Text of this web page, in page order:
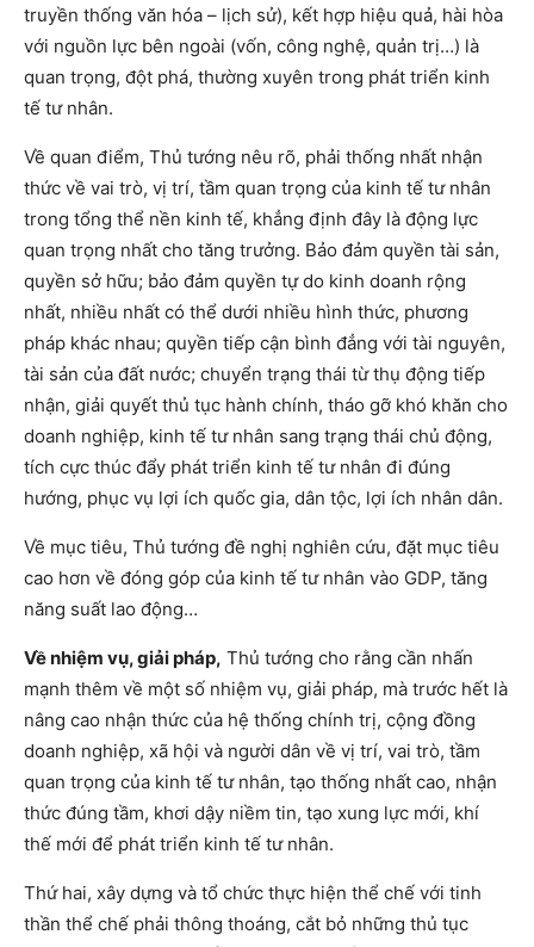
truyền thống văn hóa – lịch sử), kết hợp hiệu quả, hài hòa
với nguồn lực bên ngoài (vốn, công nghệ, quản trị…) là
quan trọng, đột phá, thường xuyên trong phát triển kinh
tế tư nhân.
Về quan điểm, Thủ tướng nêu rõ, phải thống nhất nhận
thức về vai trò, vị trí, tầm quan trọng của kinh tế tư nhân
trong tổng thể nền kinh tế, khẳng định đây là động lực
quan trọng nhất cho tăng trưởng. Bảo đảm quyền tài sản,
quyền sở hữu; bảo đảm quyền tự do kinh doanh rộng
nhất, nhiều nhất có thể dưới nhiều hình thức, phương
pháp khác nhau; quyền tiếp cận bình đẳng với tài nguyên,
tài sản của đất nước; chuyển trạng thái từ thụ động tiếp
nhận, giải quyết thủ tục hành chính, tháo gỡ khó khăn cho
doanh nghiệp, kinh tế tư nhân sang trạng thái chủ động,
tích cực thúc đẩy phát triển kinh tế tư nhân đi đúng
hướng, phục vụ lợi ích quốc gia, dân tộc, lợi ích nhân dân.
Về mục tiêu, Thủ tướng đề nghị nghiên cứu, đặt mục tiêu
cao hơn về đóng góp của kinh tế tư nhân vào GDP, tăng
năng suất lao động…
Về nhiệm vụ, giải pháp, Thủ tướng cho rằng cần nhấn
mạnh thêm về một số nhiệm vụ, giải pháp, mà trước hết là
nâng cao nhận thức của hệ thống chính trị, cộng đồng
doanh nghiệp, xã hội và người dân về vị trí, vai trò, tầm
quan trọng của kinh tế tư nhân, tạo thống nhất cao, nhận
thức đúng tầm, khơi dậy niềm tin, tạo xung lực mới, khí
thế mới để phát triển kinh tế tư nhân.
Thứ hai, xây dựng và tổ chức thực hiện thể chế với tinh
thần thể chế phải thông thoáng, cắt bỏ những thủ tục